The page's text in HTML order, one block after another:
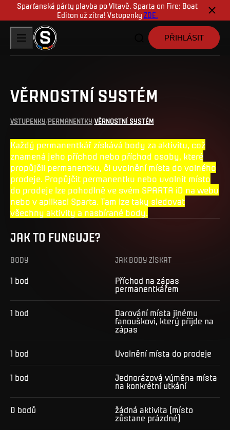
Sparťanská párty plavba po Vltavě. Sparta on Fire: Boat
Editon už zítra! Vstupenky ZDE.
PŘIHLÁSIT
VĚRNOSTNÍ SYSTÉM
VSTUPENKY PERMANENTKY VĚRNOSTNÍ SYSTÉM
Každý permanentkář získává body za aktivitu, což
znamená jeho příchod nebo příchod osoby, které
propůjčil permanentku, či uvolnění místa do volného
prodeje. Propůjčit permanentku nebo uvolnit místo
do prodeje lze pohodlně ve svém SPARTA iD na webu
nebo v aplikaci Sparta. Tam lze taky sledovat
všechny aktivity a nasbírané body.
JAK TO FUNGUJE?
BODY JAK BODY ZÍSKAT
1 bod
Příchod na zápas
permanentkářem
1 bod
Darování místa jinému
fanouškovi, který přijde na
zápas
1 bod Uvolnění místa do prodeje
1 bod
Jednorázová výměna místa
na konkrétní utkání
0 bodů
žádná aktivita (místo
zůstane prázdné)